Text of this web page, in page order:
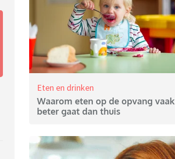
Eten en drinken
Waarom eten op de opvang vaak
beter gaat dan thuis